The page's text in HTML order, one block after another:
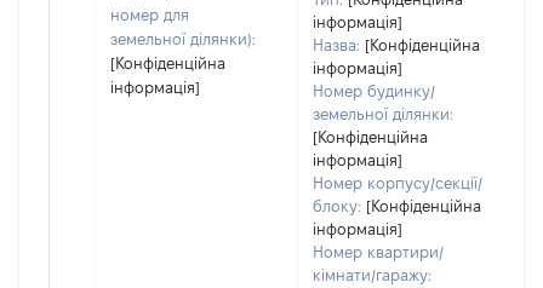
номер для
земельної ділянки):
[Конфіденційна
інформація]
інформація]
Назва: [Конфіденційна
інформація]
Номер будинку/
земельної ділянки:
[Конфіденційна
інформація]
Номер корпусу/секції/
блоку: [Конфіденційна
інформація]
Номер квартири/
кімнати/гаражу: